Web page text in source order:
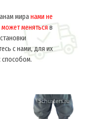
миранами не
может меняться в
с нами, для их